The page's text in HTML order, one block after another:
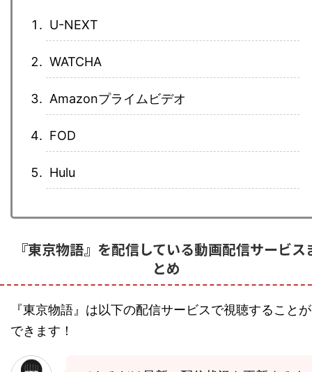
U-NEXT
WATCHA
Amazonプライムビデオ
FOD
Hulu
『東京物語』を配信している動画配信サービス
とめ
『東京物語』は以下の配信サービスで視聴することが
できます！